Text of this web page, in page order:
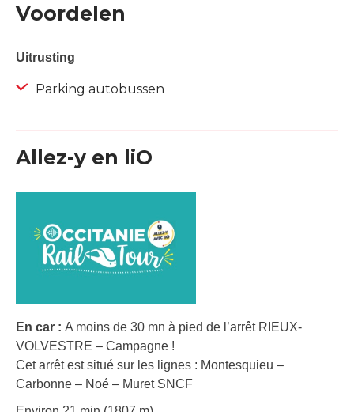
Voordelen
Uitrusting
Parking autobussen
Allez-y en liO
En car : A moins de 30 mn à pied de l’arrêt RIEUX-
VOLVESTRE – Campagne !
Cet arrêt est situé sur les lignes : Montesquieu –
Carbonne – Noé – Muret SNCF